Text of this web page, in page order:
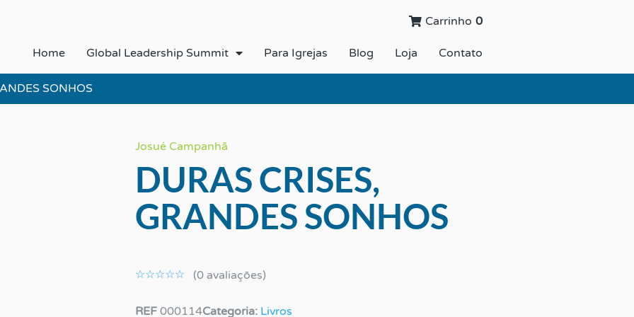
Carrinho 0
Home Global Leadership Summit Para Igrejas Blog Loja Contato
SONHOS
Josué Campanhã
DURAS CRISES,
GRANDES SONHOS
☆☆☆☆☆
como
5
(0 avaliaçōes)
REF000114Categoria: Livros